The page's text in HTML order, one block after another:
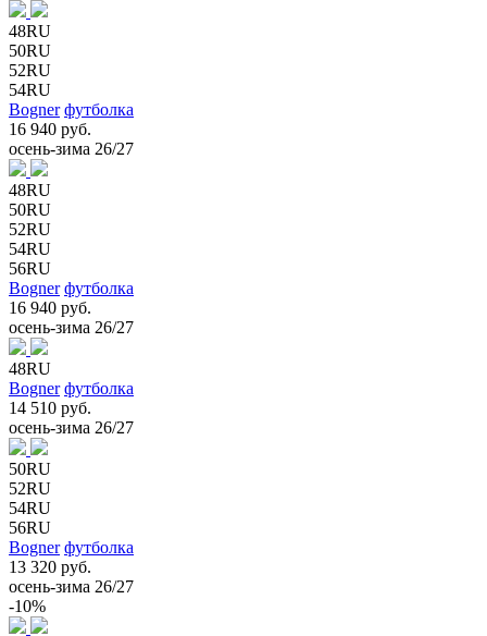
48RU
50RU
52RU
54RU
Bogner футболка
16 940 руб.
осень-зима 26/27
48RU
50RU
52RU
54RU
56RU
Bogner футболка
16 940 руб.
осень-зима 26/27
48RU
Bogner футболка
14 510 руб.
осень-зима 26/27
50RU
52RU
54RU
56RU
Bogner футболка
13 320 руб.
осень-зима 26/27
-10%